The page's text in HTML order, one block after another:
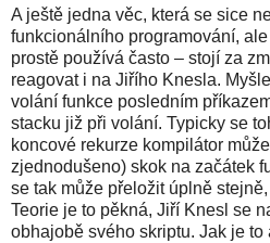
A ještě jedna věc, která se sice
funkcionálního programování,
prostě používá často – stojí za
reagovat i na Jiřího Knesla.
volání funkce posledním
stacku již při volání. Typicky se
koncové rekurze kompilátor
zjednodušeno) skok na začátek
se tak může přeložit úplně
Teorie je to pěkná, Jiří Knesl se
obhajobě svého skriptu. Jak je to